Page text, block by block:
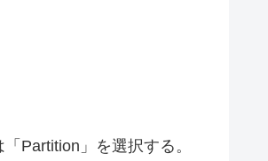
Partition」を選択する。